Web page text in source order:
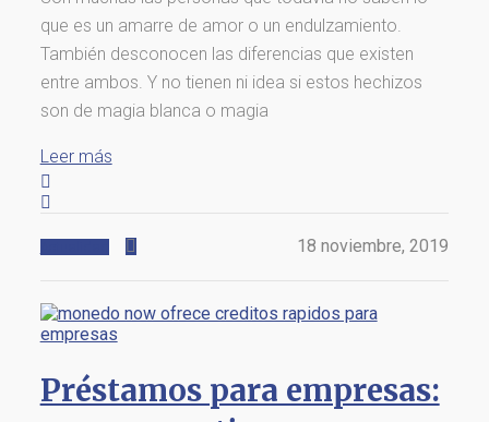
que es un amarre de amor o un endulzamiento.
También desconocen las diferencias que existen
entre ambos. Y no tienen ni idea si estos hechizos
son de magia blanca o magia
Leer más
18 noviembre, 2019
Préstamos para empresas: